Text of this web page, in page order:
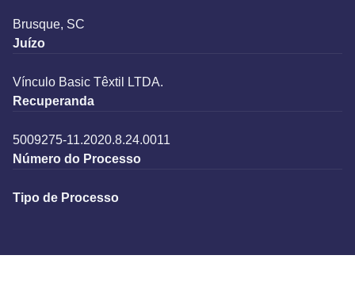
Brusque, SC
Juízo
Vínculo Basic Têxtil LTDA.
Recuperanda
5009275-11.2020.8.24.0011
Número do Processo
Tipo de Processo